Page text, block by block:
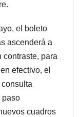
el boleto
ascenderá a
contraste, para
efectivo, el
paso
cuadros